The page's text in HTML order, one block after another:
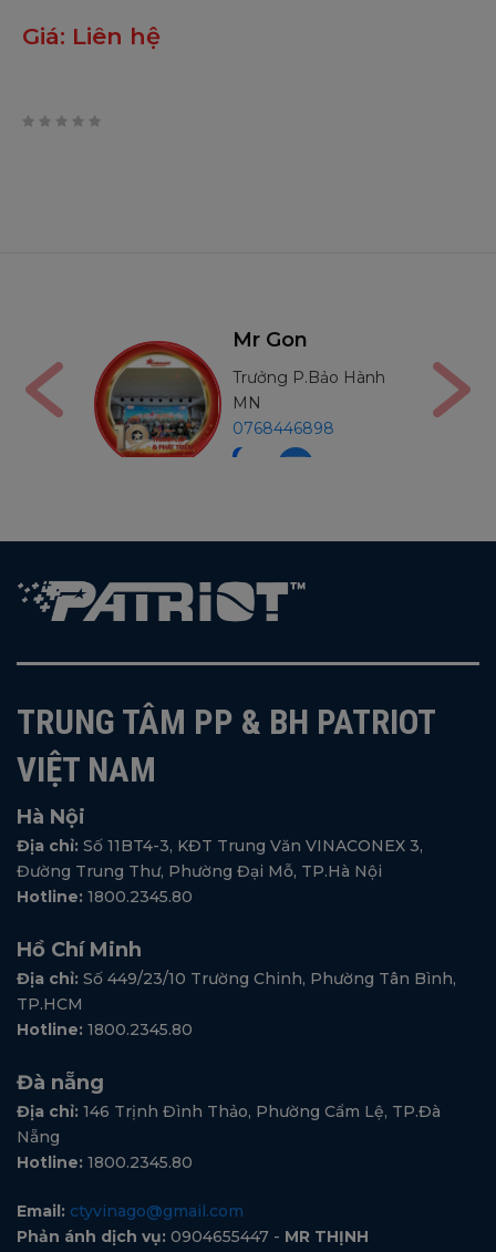
Giá: Liên hệ
Hành
Mr Thường
Trưởng P.Bảo Hành
MB
0971234540
TRUNG TÂM PP & BH PATRIOT
VIỆT NAM
Hà Nội
Địa chỉ: Số 11BT4-3, KĐT Trung Văn VINACONEX 3,
Đường Trung Thư, Phường Đại Mỗ, TP.Hà Nội
Hotline: 1800.2345.80
Hồ Chí Minh
Địa chỉ: Số 449/23/10 Trường Chinh, Phường Tân Bình,
TP.HCM
Hotline: 1800.2345.80
Đà nẵng
Địa chỉ: 146 Trịnh Đình Thảo, Phường Cẩm Lệ, TP.Đà
Nẵng
Hotline: 1800.2345.80
Email: ctyvinago@gmail.com
Phản ánh dịch vụ: 0904655447 - MR THỊNH